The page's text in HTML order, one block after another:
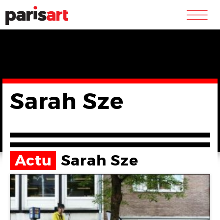
m
Sarah Sze
Actu Sarah Sze